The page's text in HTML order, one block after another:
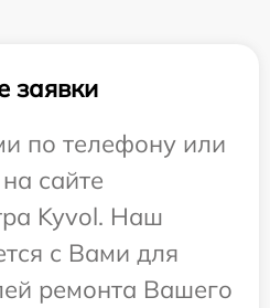
заявки
по телефону или
сайте
Kyvol. Наш
с Вами для
ремонта Вашего